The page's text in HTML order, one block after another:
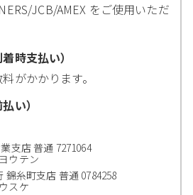
JCB/AMEX をご使用いただ
時支払い）
がかかります。
い）
支店 普通 7271064
ウテン
錦糸町支店 普通 0784258
スケ